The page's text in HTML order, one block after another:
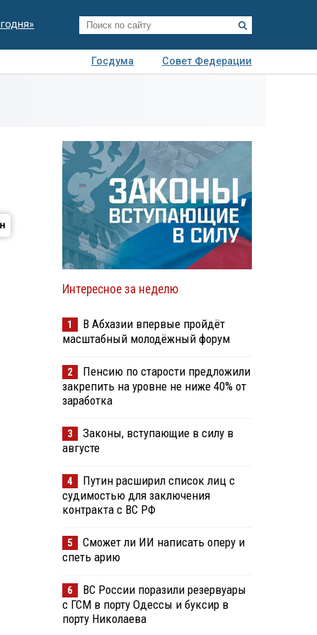
Госдума
Совет Федерации
Интересное за неделю
1
В Абхазии впервые пройдёт
масштабный молодёжный форум
2
Пенсию по старости предложили
закрепить на уровне не ниже 40% от
заработка
3
Законы, вступающие в силу в
августе
4
Путин расширил список лиц с
судимостью для заключения
контракта с ВС РФ
5
Сможет ли ИИ написать оперу и
спеть арию
6
ВС России поразили резервуары
с ГСМ в порту Одессы и буксир в
порту Николаева